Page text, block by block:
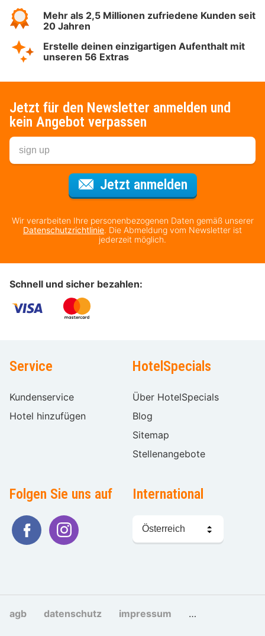
Mehr als 2,5 Millionen zufriedene Kunden seit
20 Jahren
Erstelle deinen einzigartigen Aufenthalt mit
unseren 56 Extras
Jetzt für den Newsletter anmelden und
kein Angebot verpassen
Jetzt anmeldenFür den
Wir verarbeiten Ihre personenbezogenen Daten gemäß unserer
Datenschutzrichtlinie. Die Abmeldung vom Newsletter ist
jederzeit möglich.
Schnell und sicher bezahlen:
Service
Kundenservice
Hotel hinzufügen
HotelSpecials
Über HotelSpecials
Blog
Sitemap
Stellenangebote
Folgen Sie uns auf International
Sprache
wählen
agb datenschutz impressum cookies und